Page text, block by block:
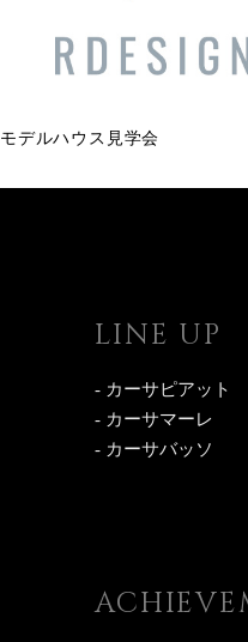
モデルハウス見学会
LINE UP
- カーサピアット
- カーサマーレ
- カーサバッソ